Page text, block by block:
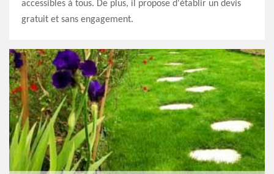
accessibles à tous. De plus, il propose d'établir un devis
gratuit et sans engagement.